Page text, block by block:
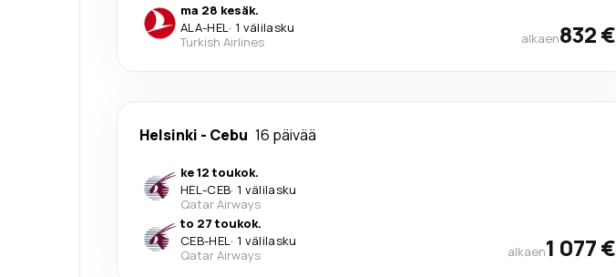
ma 28 kesäk.
ALA-HEL· 1 välilasku
Turkish Airlines
alkaen832 €
Helsinki - Cebu 16 päivää
ke 12 toukok.
HEL-CEB· 1 välilasku
Qatar Airways
to 27 toukok.
CEB-HEL· 1 välilasku
Qatar Airways
alkaen1 077 €